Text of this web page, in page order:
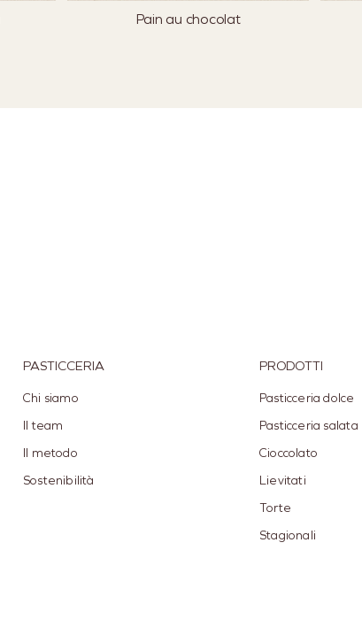
Pain au chocolat
PASTICCERIA
Chi siamo
Il team
Il metodo
Sostenibilità
PRODOTTI
Pasticceria dolce
Pasticceria salata
Cioccolato
Lievitati
Torte
Stagionali